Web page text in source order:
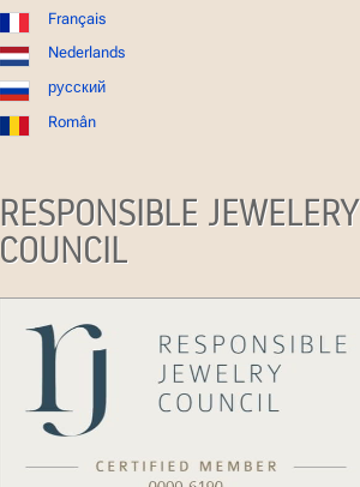
Français
Nederlands
русский
Român
RESPONSIBLE JEWELERY
COUNCIL